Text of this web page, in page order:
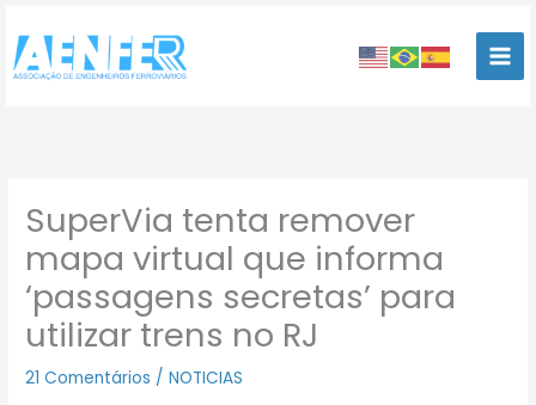
para
conteúdo
SuperVia tenta remover
mapa virtual que informa
‘passagens secretas’ para
utilizar trens no RJ
21 Comentários /NOTICIAS